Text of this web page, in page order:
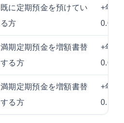
既に定期預金を預けてい
る方
+年利
0.08%
満期定期預金を増額書替
する方
+年利
0.06%
満期定期預金を増額書替
する方
+年利
0.10%